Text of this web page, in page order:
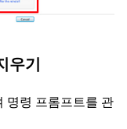
우기
명령 프롬프트를 관